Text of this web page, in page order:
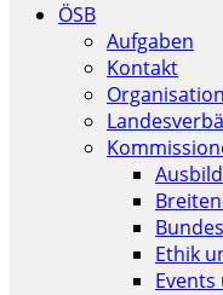
ÖSB
Aufgaben
Kontakt
Organisation
Ethik